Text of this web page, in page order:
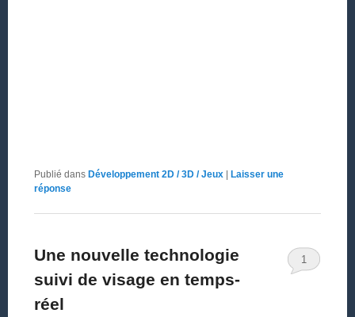
Publié dans Développement 2D / 3D / Jeux
Laisser une
réponse
Une nouvelle technologie
suivi de visage en temps-
réel
1